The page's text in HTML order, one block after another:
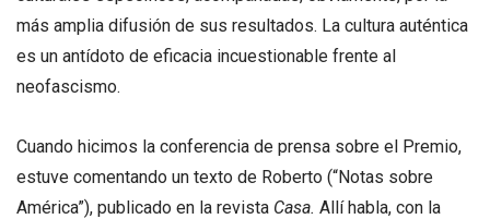
más amplia difusión de sus resultados. La cultura auténtica
es un antídoto de eficacia incuestionable frente al
neofascismo.
Cuando hicimos la conferencia de prensa sobre el Premio,
estuve comentando un texto de Roberto (“Notas sobre
América”), publicado en la revista Casa. Allí habla, con la